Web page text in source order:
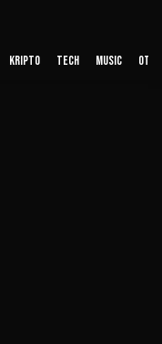
KRIPTO TECH MUSIC